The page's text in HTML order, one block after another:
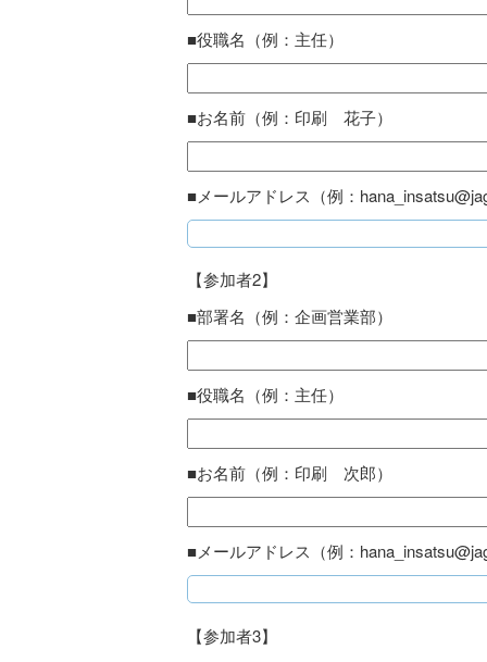
■役職名（例：主任）
■お名前（例：印刷 花子）
■メールアドレス（例：
【参加者2】
■部署名（例：企画営業部）
■役職名（例：主任）
■お名前（例：印刷 次郎）
■メールアドレス（例：
【参加者3】